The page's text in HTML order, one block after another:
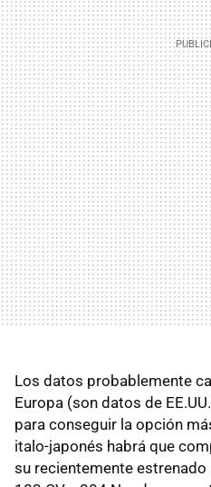
Los datos probablemente
Europa (son datos de
para conseguir la opción
italo-japonés habrá que
su recientemente